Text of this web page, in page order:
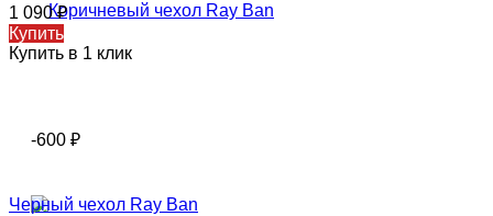
1 090₽
Купить
Купить в 1 клик
-600 ₽
Черный чехол Ray Ban